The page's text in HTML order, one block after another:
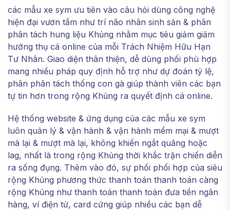
các mẫu xe sym ưu tiên vào câu hỏi dùng công nghệ
hiện đại vươn tầm như trí não nhân sinh sản & phân
phân tách hung liệu Khủng nhằm mục tiêu giảm giảm
hưởng thụ cá online của mỗi Trách Nhiệm Hữu Hạn
Tư Nhân. Giao diện thân thiện, dễ dùng phối phù hợp
mang nhiều pháp quy định hỗ trợ như dự đoán tỷ lệ,
phân phân tách thống con gà giúp thành viên các bạn
tự tin hơn trong rộng Khủng ra quyết định cá online.
Hệ thống website & ứng dụng của các mẫu xe sym
luôn quản lý & vận hành & vận hành mềm mại & mượt
mà lại & mượt mà lại, không khiến ngắt quãng hoặc
lag, nhất là trong rộng Khủng thời khắc trận chiến diễn
ra sống đụng. Thêm vào đó, sự phối phối hợp của siêu
rộng Khủng phương thức thanh toán thanh toán càng
rộng Khủng như thanh toán thanh toán đưa tiền ngân
hàng, ví điện tử, card cứng giúp nhiều các bạn dễ